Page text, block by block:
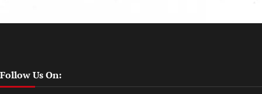
Follow Us On: